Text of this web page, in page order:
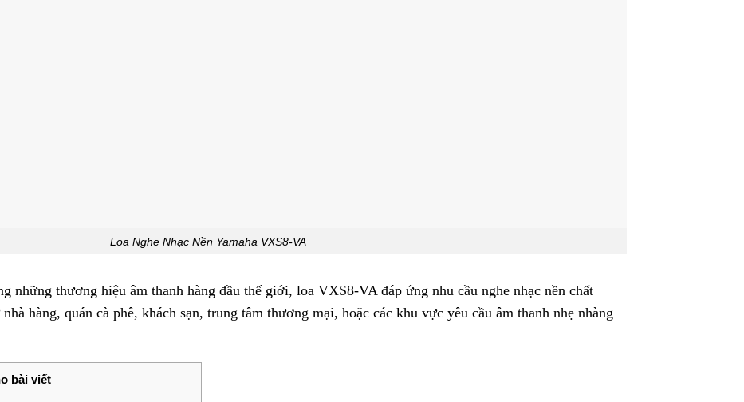
Loa Nghe Nhạc Nền Yamaha VXS8-VA
những thương hiệu âm thanh hàng đầu thế giới, loa VXS8-VA đáp ứng nhu cầu nghe nhạc nền chất
hàng, quán cà phê, khách sạn, trung tâm thương mại, hoặc các khu vực yêu cầu âm thanh nhẹ nhàng
bài viết